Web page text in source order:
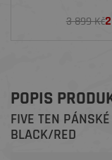
3 899 Kč
POPIS
FIVE TEN
BLACK/RED